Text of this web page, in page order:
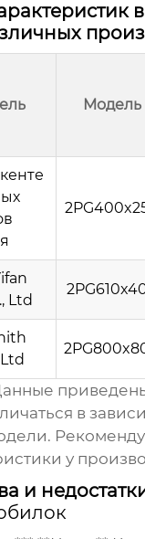
Модель
Ltd
в
у
и